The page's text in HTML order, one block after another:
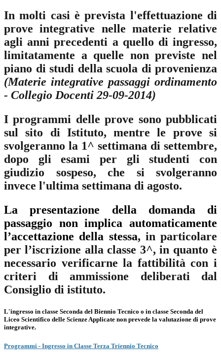
In molti casi è prevista l'effettuazione di
prove integrative nelle materie relative
agli anni precedenti a quello di ingresso,
limitatamente a quelle non previste nel
piano di studi della scuola di provenienza
(Materie integrative passaggi ordinamento
- Collegio Docenti 29-09-2014)
I programmi delle prove sono pubblicati
sul sito di Istituto, mentre le prove si
svolgeranno la 1^ settimana di settembre,
dopo gli esami per gli studenti con
giudizio sospeso, che si svolgeranno
invece l'ultima settimana di agosto.
La presentazione della domanda di
passaggio non implica automaticamente
l’accettazione della stessa, in particolare
per l’iscrizione alla classe 3^, in quanto è
necessario verificarne la fattibilità con i
criteri di ammissione deliberati dal
Consiglio di istituto.
L'ingresso in classe Seconda del Biennio Tecnico o in classe Seconda del
Liceo Scientifico delle Scienze Applicate non prevede la valutazione di prove
integrative.
Programmi - Ingresso in Classe Terza Triennio Tecnico